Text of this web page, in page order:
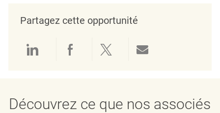
Partagez cette opportunité
Partager via LinkedIn
Partager via Facebook
Partager via twitter
Découvrez ce que nos associés